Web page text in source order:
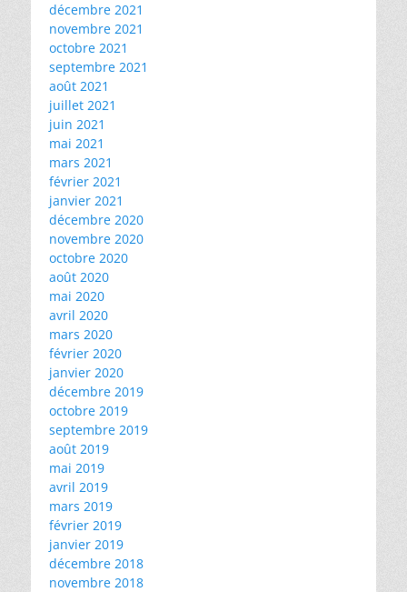
décembre 2021
novembre 2021
octobre 2021
septembre 2021
août 2021
juillet 2021
juin 2021
mai 2021
mars 2021
février 2021
janvier 2021
décembre 2020
novembre 2020
octobre 2020
août 2020
mai 2020
avril 2020
mars 2020
février 2020
janvier 2020
décembre 2019
octobre 2019
septembre 2019
août 2019
mai 2019
avril 2019
mars 2019
février 2019
janvier 2019
décembre 2018
novembre 2018